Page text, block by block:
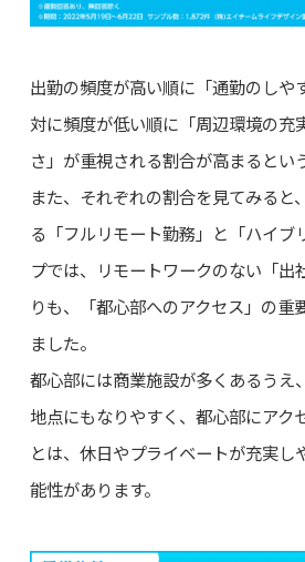
出勤の頻度が高い順に「通勤のしや
対に頻度が低い順に「周辺環境の充
さ」が重視される割合が高まるとい
また、それぞれの割合を見てみると
る「フルリモート勤務」と「ハイブ
プでは、リモートワークのない「出
りも、「都心部へのアクセス」の重
ました。
都心部には商業施設が多くあるうえ
地点にもなりやすく、都心部にアク
とは、休日やプライベートが充実し
能性があります。